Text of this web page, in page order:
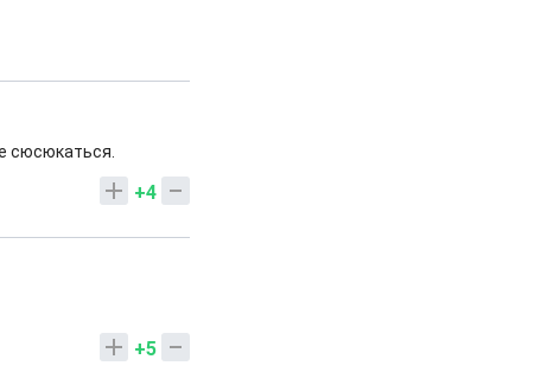
сюсюкаться.
+4
+5